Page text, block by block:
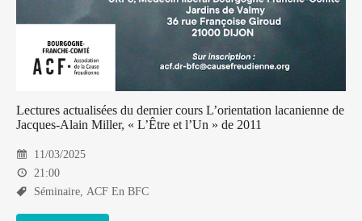
Lectures actualisées du dernier cours L’orientation lacanienne de
Jacques-Alain Miller, « L’Être et l’Un » de 2011
11/03/2025
21:00
Séminaire, ACF En BFC